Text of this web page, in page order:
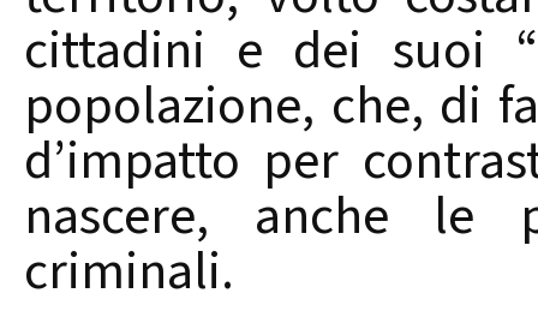
cittadini e dei suoi
popolazione, che, di
d’impatto per
nascere, anche le
criminali.